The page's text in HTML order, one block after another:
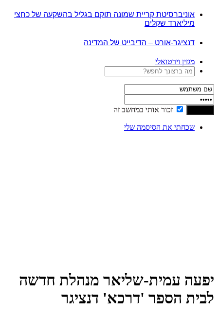
אוניברסיטת קריית שמונה תוקם בגליל בהשקעה של כחצי
מיליארד שקלים
דנציגר-אורט – הדיבייט של המדינה
מגזין וירטואלי
זכור אותי במחשב זה
שכחתי את הסיסמה שלי
יפעה עמית-שליאר מנהלת חדשה
לבית הספר 'דרכא' דנציגר